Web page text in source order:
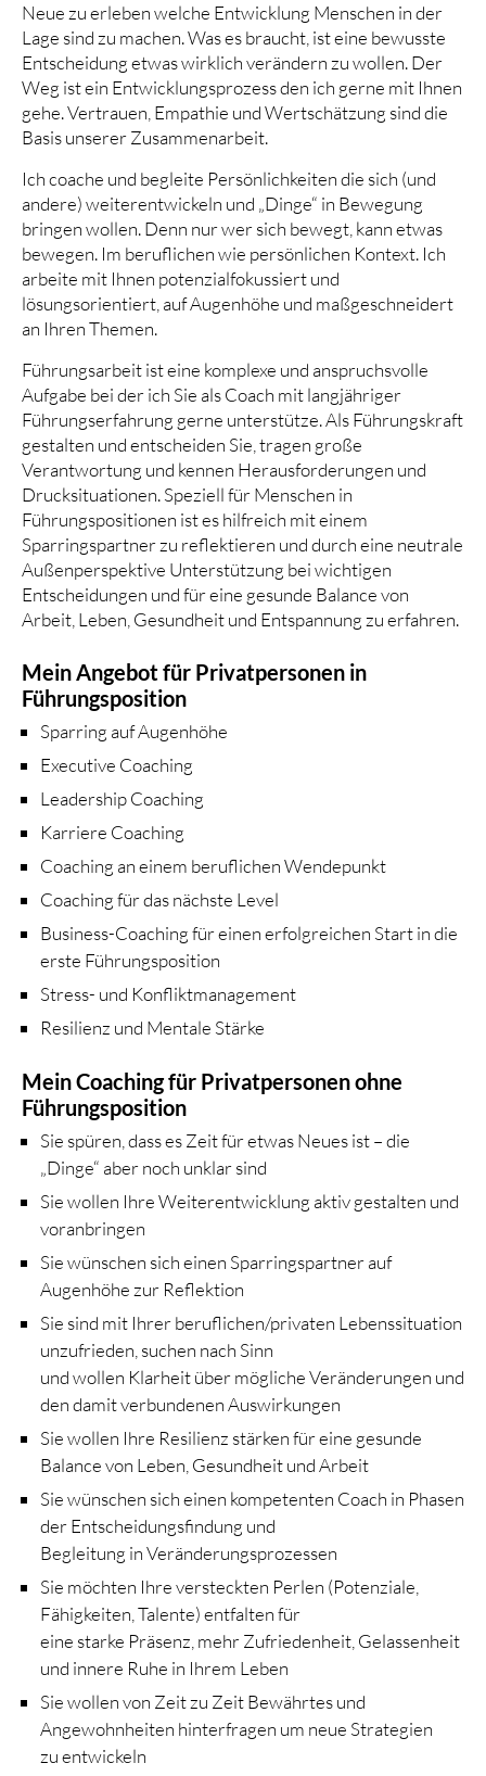
Neue zu erleben welche Entwicklung Menschen in der
Lage sind zu machen. Was es braucht, ist eine bewusste
Entscheidung etwas wirklich verändern zu wollen. Der
Weg ist ein Entwicklungsprozess den ich gerne mit Ihnen
gehe. Vertrauen, Empathie und Wertschätzung sind die
Basis unserer Zusammenarbeit.
Ich coache und begleite Persönlichkeiten die sich (und
andere) weiterentwickeln und „Dinge“ in Bewegung
bringen wollen. Denn nur wer sich bewegt, kann etwas
bewegen. Im beruflichen wie persönlichen Kontext. Ich
arbeite mit Ihnen potenzialfokussiert und
lösungsorientiert, auf Augenhöhe und maßgeschneidert
an Ihren Themen.
Führungsarbeit ist eine komplexe und anspruchsvolle
Aufgabe bei der ich Sie als Coach mit langjähriger
Führungserfahrung gerne unterstütze. Als Führungskraft
gestalten und entscheiden Sie, tragen große
Verantwortung und kennen Herausforderungen und
Drucksituationen. Speziell für Menschen in
Führungspositionen ist es hilfreich mit einem
Sparringspartner zu reflektieren und durch eine neutrale
Außenperspektive Unterstützung bei wichtigen
Entscheidungen und für eine gesunde Balance von
Arbeit, Leben, Gesundheit und Entspannung zu erfahren.
Mein Angebot für Privatpersonen in
Führungsposition
Sparring auf Augenhöhe
Executive Coaching
Leadership Coaching
Karriere Coaching
Coaching an einem beruflichen Wendepunkt
Coaching für das nächste Level
Business-Coaching für einen erfolgreichen Start in die
erste Führungsposition
Stress- und Konfliktmanagement
Resilienz und Mentale Stärke
Mein Coaching für Privatpersonen ohne
Führungsposition
Sie spüren, dass es Zeit für etwas Neues ist – die
„Dinge“ aber noch unklar sind
Sie wollen Ihre Weiterentwicklung aktiv gestalten und
voranbringen
Sie wünschen sich einen Sparringspartner auf
Augenhöhe zur Reflektion
Sie sind mit Ihrer beruflichen/privaten Lebenssituation
unzufrieden, suchen nach Sinn
und wollen Klarheit über mögliche Veränderungen und
den damit verbundenen Auswirkungen
Sie wollen Ihre Resilienz stärken für eine gesunde
Balance von Leben, Gesundheit und Arbeit
Sie wünschen sich einen kompetenten Coach in Phasen
der Entscheidungsfindung und
Begleitung in Veränderungsprozessen
Sie möchten Ihre versteckten Perlen (Potenziale,
Fähigkeiten, Talente) entfalten für
eine starke Präsenz, mehr Zufriedenheit, Gelassenheit
und innere Ruhe in Ihrem Leben
Sie wollen von Zeit zu Zeit Bewährtes und
Angewohnheiten hinterfragen um neue Strategien
zu entwickeln